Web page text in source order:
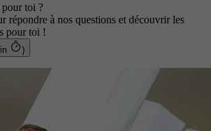
pour toi ?
répondre à nos questions et découvrir les
pour toi !
(1min )